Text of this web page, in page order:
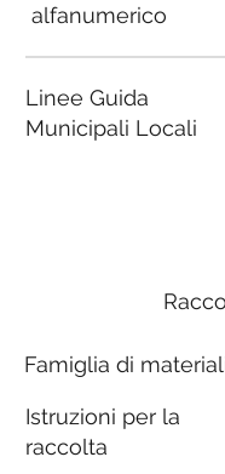
alfanumerico
Linee Guida
Municipali Locali
Famiglia di
Istruzioni per la
raccolta